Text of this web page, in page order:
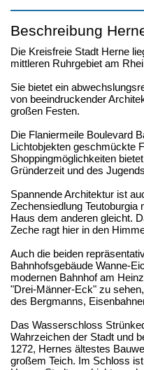
Beschreibung
Die Kreisfreie Stadt Herne
mittleren Ruhrgebiet am
Sie bietet ein
von beeindruckender
großen Festen.
Die Flaniermeile Boulevard
Lichtobjekten geschmückte
Shoppingmöglichkeiten
Gründerzeit und des
Spannende Architektur ist
Zechensiedlung
Haus dem anderen gleicht.
Zeche ragt hier in den
Auch die beiden
Bahnhofsgebäude Wanne-
modernen Bahnhof am
"Drei-Männer-Eck" zu
des Bergmanns,
Das Wasserschloss
Wahrzeichen der Stadt und
1272, Hernes ältestes
großem Teich. Im Schloss